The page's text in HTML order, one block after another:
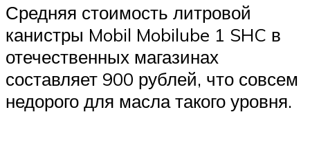
Средняя стоимость литровой
канистры Mobil Mobilube 1 SHC в
отечественных магазинах
составляет 900 рублей, что совсем
недорого для масла такого уровня.